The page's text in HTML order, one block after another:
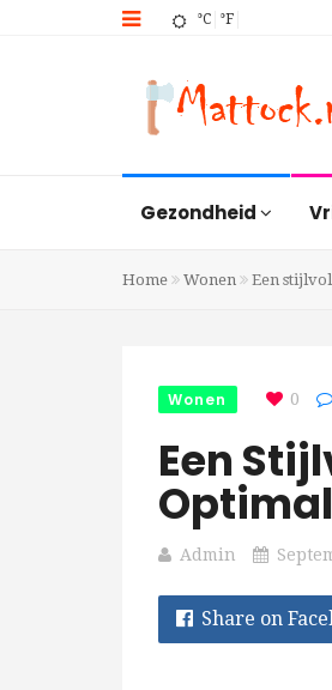
°C °F
Gezondheid
Home Wonen Een
Wonen 0
Een
Admin
Share on